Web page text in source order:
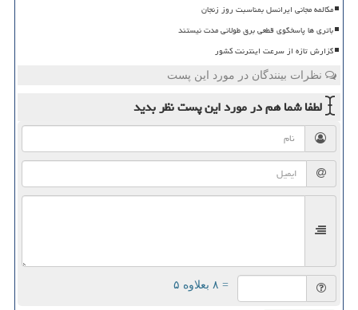
مکالمه مجانی ایرانسل بمناسبت روز زنجان
باتری ها پاسخگوی قطعی برق طولانی مدت نیستند
گزارش تازه از سرعت اینترنت کشور
نظرات بینندگان در مورد این پست
لطفا شما همدر مورد این پستنظر بدید
= ۸ بعلاوه ۵